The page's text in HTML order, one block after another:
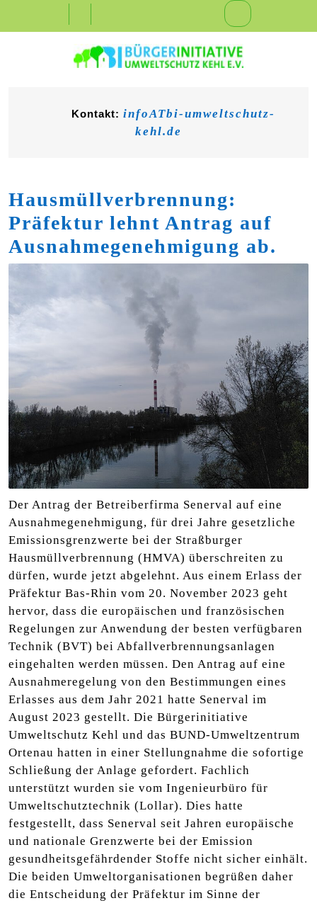
Button
Kontakt: infoATbi-umweltschutz-
kehl.de
Hausmüllverbrennung:
Präfektur lehnt Antrag auf
Ausnahmegenehmigung ab.
Der Antrag der Betreiberfirma Senerval auf eine
Ausnahmegenehmigung, für drei Jahre gesetzliche
Emissionsgrenzwerte bei der Straßburger
Hausmüllverbrennung (HMVA) überschreiten zu
dürfen, wurde jetzt abgelehnt. Aus einem Erlass der
Präfektur Bas-Rhin vom 20. November 2023 geht
hervor, dass die europäischen und französischen
Regelungen zur Anwendung der besten verfügbaren
Technik (BVT) bei Abfallverbrennungsanlagen
eingehalten werden müssen. Den Antrag auf eine
Ausnahmeregelung von den Bestimmungen eines
Erlasses aus dem Jahr 2021 hatte Senerval im
August 2023 gestellt. Die Bürgerinitiative
Umweltschutz Kehl und das BUND-Umweltzentrum
Ortenau hatten in einer Stellungnahme die sofortige
Schließung der Anlage gefordert. Fachlich
unterstützt wurden sie vom Ingenieurbüro für
Umweltschutztechnik (Lollar). Dies hatte
festgestellt, dass Senerval seit Jahren europäische
und nationale Grenzwerte bei der Emission
gesundheitsgefährdender Stoffe nicht sicher einhält.
Die beiden Umweltorganisationen begrüßen daher
die Entscheidung der Präfektur im Sinne der